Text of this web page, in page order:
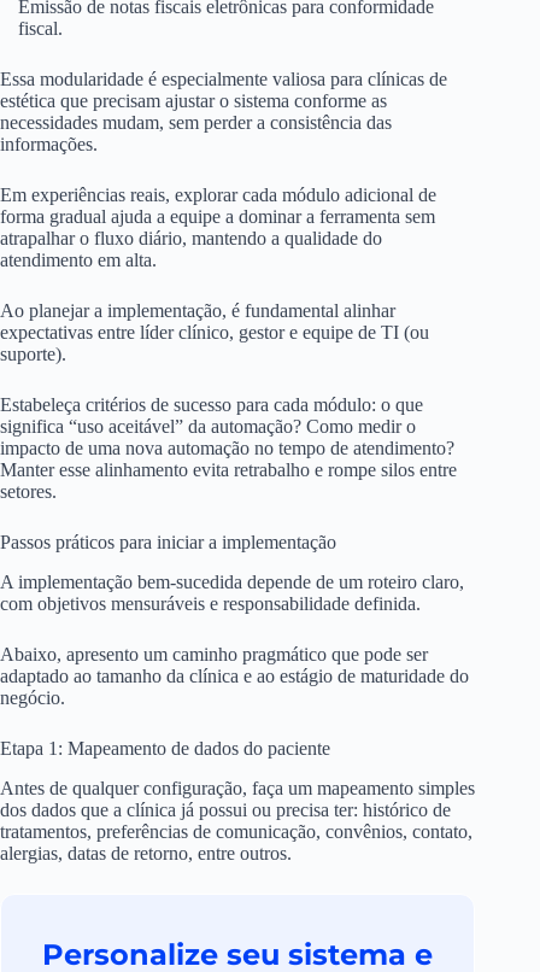
Emissão de notas fiscais eletrônicas para conformidade
fiscal.
Essa modularidade é especialmente valiosa para clínicas de
estética que precisam ajustar o sistema conforme as
necessidades mudam, sem perder a consistência das
informações.
Em experiências reais, explorar cada módulo adicional de
forma gradual ajuda a equipe a dominar a ferramenta sem
atrapalhar o fluxo diário, mantendo a qualidade do
atendimento em alta.
Ao planejar a implementação, é fundamental alinhar
expectativas entre líder clínico, gestor e equipe de TI (ou
suporte).
Estabeleça critérios de sucesso para cada módulo: o que
significa “uso aceitável” da automação? Como medir o
impacto de uma nova automação no tempo de atendimento?
Manter esse alinhamento evita retrabalho e rompe silos entre
setores.
Passos práticos para iniciar a implementação
A implementação bem-sucedida depende de um roteiro claro,
com objetivos mensuráveis e responsabilidade definida.
Abaixo, apresento um caminho pragmático que pode ser
adaptado ao tamanho da clínica e ao estágio de maturidade do
negócio.
Etapa 1: Mapeamento de dados do paciente
Antes de qualquer configuração, faça um mapeamento simples
dos dados que a clínica já possui ou precisa ter: histórico de
tratamentos, preferências de comunicação, convênios, contato,
alergias, datas de retorno, entre outros.
Personalize seu sistema e